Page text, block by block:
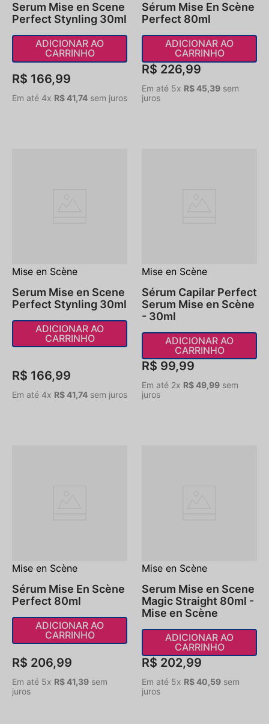
Serum Mise en Scene
Perfect Stynling 30ml
ADICIONAR AO
CARRINHO
R$ 166,99
Em até 4x R$41,74 sem juros
Sérum Mise En Scène
Perfect 80ml
ADICIONAR AO
CARRINHO
R$ 226,99
Em até 5x R$45,39 sem
juros
Mise en Scène
Serum Mise en Scene
Perfect Stynling 30ml
ADICIONAR AO
CARRINHO
R$ 166,99
Em até 4x R$41,74 sem juros
Mise en Scène
Sérum Capilar Perfect
Serum Mise en Scène
- 30ml
ADICIONAR AO
CARRINHO
R$ 99,99
Em até 2x R$49,99 sem
juros
Mise en Scène
Sérum Mise En Scène
Perfect 80ml
ADICIONAR AO
CARRINHO
R$ 206,99
Em até 5x R$41,39 sem
juros
Mise en Scène
Serum Mise en Scene
Magic Straight 80ml -
Mise en Scène
ADICIONAR AO
CARRINHO
R$ 202,99
Em até 5x R$40,59 sem
juros